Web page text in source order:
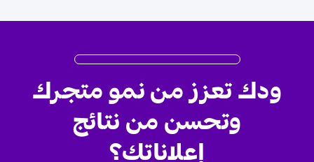
ودك تعزز من نمو متجرك
وتحسن من نتائج
إعلاناتك؟